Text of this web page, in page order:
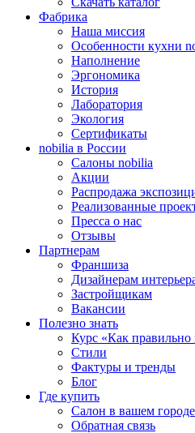
Фабрика
Наша миссия
Особенности кухни
Наполнение
Эргономика
История
Лаборатория
Экология
Сертификаты
nobilia в России
Салоны nobilia
Акции
Распродажа
Реализованные
Пресса о нас
Отзывы
Партнерам
Франшиза
Дизайнерам
Застройщикам
Вакансии
Полезно знать
Курс «Как
Cтили
Фактуры и тренды
Блог
Где купить
Салон в вашем городе
Обратная связь